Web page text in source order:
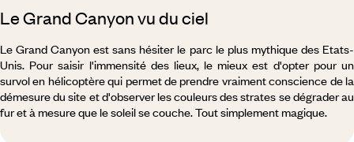
Le Grand Canyon vu du ciel
Le Grand Canyon est sans hésiter le parc le plus mythique des Etats-
Unis. Pour saisir l'immensité des lieux, le mieux est d'opter pour un
survol en hélicoptère qui permet de prendre vraiment conscience de la
démesure du site et d'observer les couleurs des strates se dégrader au
fur et à mesure que le soleil se couche. Tout simplement magique.